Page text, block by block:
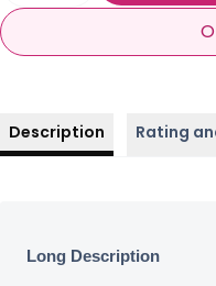
Description Rating
Long Description